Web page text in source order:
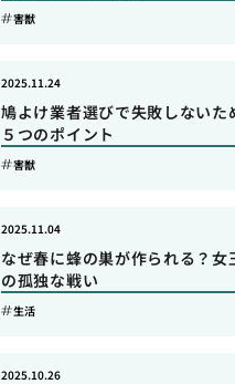
害獣
鳩よけ業者選びで失敗しないた
５つのポイント
2025.11.24
害獣
なぜ春に蜂の巣が作られる？女
の孤独な戦い
2025.11.04
生活
2025.10.26